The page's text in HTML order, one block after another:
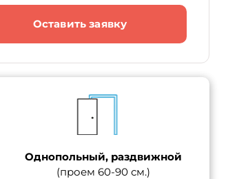
Оставить заявку
Однопольный, раздвижной
(проем 60-90 см.)